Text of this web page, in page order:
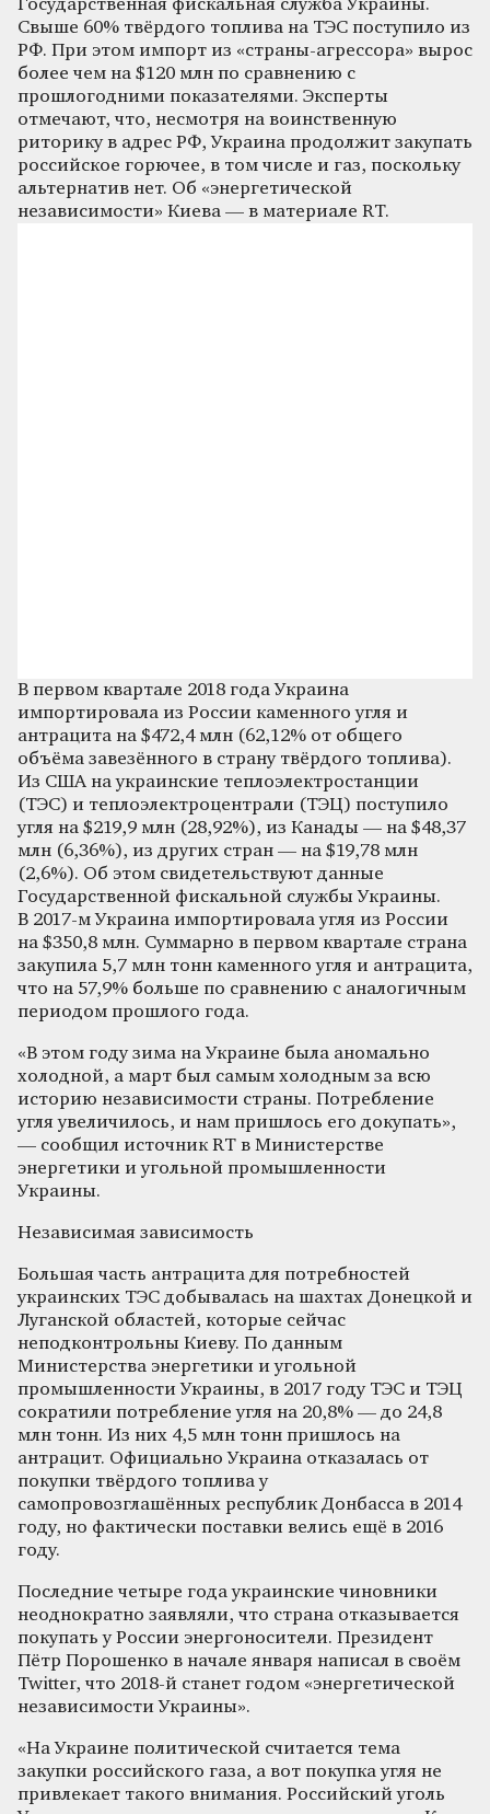
Государственная фискальная служба Украины.
Свыше 60% твёрдого топлива на ТЭС поступило из
РФ. При этом импорт из «страны-агрессора» вырос
более чем на $120 млн по сравнению с
прошлогодними показателями. Эксперты
отмечают, что, несмотря на воинственную
риторику в адрес РФ, Украина продолжит закупать
российское горючее, в том числе и газ, поскольку
альтернатив нет. Об «энергетической
независимости» Киева — в материале RT.
В первом квартале 2018 года Украина
импортировала из России каменного угля и
антрацита на $472,4 млн (62,12% от общего
объёма завезённого в страну твёрдого топлива).
Из США на украинские теплоэлектростанции
(ТЭС) и теплоэлектроцентрали (ТЭЦ) поступило
угля на $219,9 млн (28,92%), из Канады — на $48,37
млн (6,36%), из других стран — на $19,78 млн
(2,6%). Об этом свидетельствуют данные
Государственной фискальной службы Украины.
В 2017-м Украина импортировала угля из России
на $350,8 млн. Суммарно в первом квартале страна
закупила 5,7 млн тонн каменного угля и антрацита,
что на 57,9% больше по сравнению с аналогичным
периодом прошлого года.
«В этом году зима на Украине была аномально
холодной, а март был самым холодным за всю
историю независимости страны. Потребление
угля увеличилось, и нам пришлось его докупать»,
— сообщил источник RT в Министерстве
энергетики и угольной промышленности
Украины.
Независимая зависимость
Большая часть антрацита для потребностей
украинских ТЭС добывалась на шахтах Донецкой и
Луганской областей, которые сейчас
неподконтрольны Киеву. По данным
Министерства энергетики и угольной
промышленности Украины, в 2017 году ТЭС и ТЭЦ
сократили потребление угля на 20,8% — до 24,8
млн тонн. Из них 4,5 млн тонн пришлось на
антрацит. Официально Украина отказалась от
покупки твёрдого топлива у
самопровозглашённых республик Донбасса в 2014
году, но фактически поставки велись ещё в 2016
году.
Последние четыре года украинские чиновники
неоднократно заявляли, что страна отказывается
покупать у России энергоносители. Президент
Пётр Порошенко в начале января написал в своём
Twitter, что 2018-й станет годом «энергетической
независимости Украины».
«На Украине политической считается тема
закупки российского газа, а вот покупка угля не
привлекает такого внимания. Российский уголь